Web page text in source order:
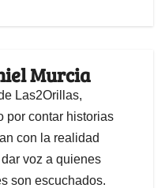
Murcia
Las2Orillas,
por contar historias
con la realidad
voz a quienes
son escuchados.